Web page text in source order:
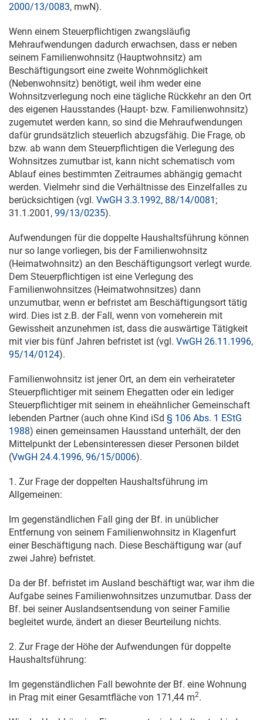
2000/13/0083, mwN).
Wenn einem Steuerpflichtigen zwangsläufig
Mehraufwendungen dadurch erwachsen, dass er neben
seinem Familienwohnsitz (Hauptwohnsitz) am
Beschäftigungsort eine zweite Wohnmöglichkeit
(Nebenwohnsitz) benötigt, weil ihm weder eine
Wohnsitzverlegung noch eine tägliche Rückkehr an den Ort
des eigenen Hausstandes (Haupt- bzw. Familienwohnsitz)
zugemutet werden kann, so sind die Mehraufwendungen
dafür grundsätzlich steuerlich abzugsfähig. Die Frage, ob
bzw. ab wann dem Steuerpflichtigen die Verlegung des
Wohnsitzes zumutbar ist, kann nicht schematisch vom
Ablauf eines bestimmten Zeitraumes abhängig gemacht
werden. Vielmehr sind die Verhältnisse des Einzelfalles zu
berücksichtigen (vgl. VwGH 3.3.1992, 88/14/0081 ;
31.1.2001 , 99/13/0235).
Aufwendungen für die doppelte Haushaltsführung können
nur so lange vorliegen, bis der Familienwohnsitz
(Heimatwohnsitz) an den Beschäftigungsort verlegt wurde.
Dem Steuerpflichtigen ist eine Verlegung des
Familienwohnsitzes (Heimatwohnsitzes) dann
unzumutbar, wenn er befristet am Beschäftigungsort tätig
wird. Dies ist z.B. der Fall, wenn von vorneherein mit
Gewissheit anzunehmen ist, dass die auswärtige Tätigkeit
mit vier bis fünf Jahren befristet ist (vgl. VwGH 26.11.1996,
95/14/0124).
Familienwohnsitz ist jener Ort, an dem ein verheirateter
Steuerpflichtiger mit seinem Ehegatten oder ein lediger
Steuerpflichtiger mit seinem in eheähnlicher Gemeinschaft
lebenden Partner (auch ohne Kind iSd § 106 Abs. 1 EStG
1988) einen gemeinsamen Hausstand unterhält, der den
Mittelpunkt der Lebensinteressen dieser Personen bildet
(VwGH 24.4.1996, 96/15/0006).
1. Zur Frage der doppelten Haushaltsführung im
Allgemeinen:
Im gegenständlichen Fall ging der Bf. in unüblicher
Entfernung von seinem Familienwohnsitz in Klagenfurt
einer Beschäftigung nach. Diese Beschäftigung war (auf
zwei Jahre) befristet.
Da der Bf. befristet im Ausland beschäftigt war, war ihm die
Aufgabe seines Familienwohnsitzes unzumutbar. Dass der
Bf. bei seiner Auslandsentsendung von seiner Familie
begleitet wurde, ändert an dieser Beurteilung nichts.
2. Zur Frage der Höhe der Aufwendungen für doppelte
Haushaltsführung:
Im gegenständlichen Fall bewohnte der Bf. eine Wohnung
in Prag mit einer Gesamtfläche von 171,44 m2.